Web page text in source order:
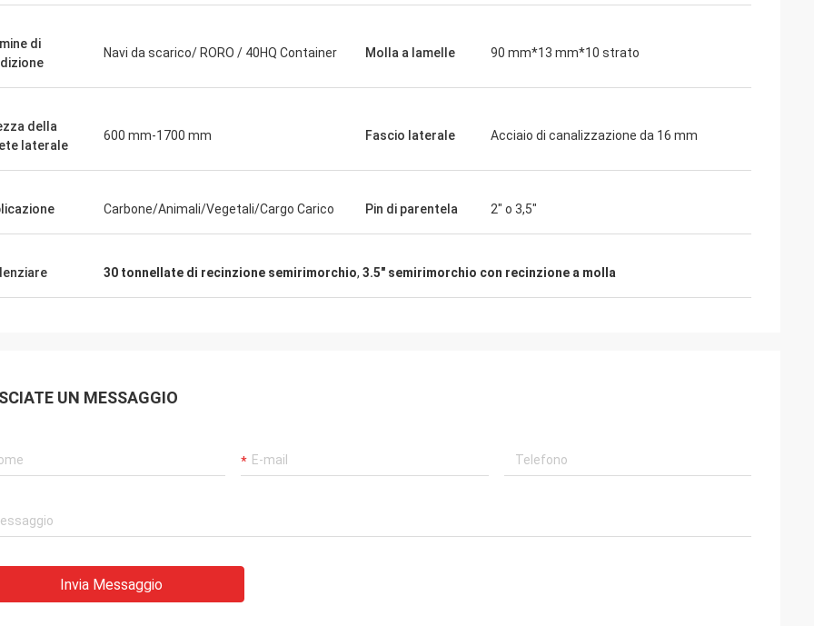
di
Navi da scarico/ RORO / 40HQ Container Molla a lamelle 90 mm*13 mm*10 strato
della
laterale
600 mm-1700 mm Fascio laterale Acciaio di canalizzazione da 16 mm
Carbone/Animali/Vegetali/Cargo Carico Pin di parentela 2" o 3,5"
30 tonnellate di recinzione semirimorchio, 3.5" semirimorchio con recinzione a molla
UN MESSAGGIO
Invia Messaggio